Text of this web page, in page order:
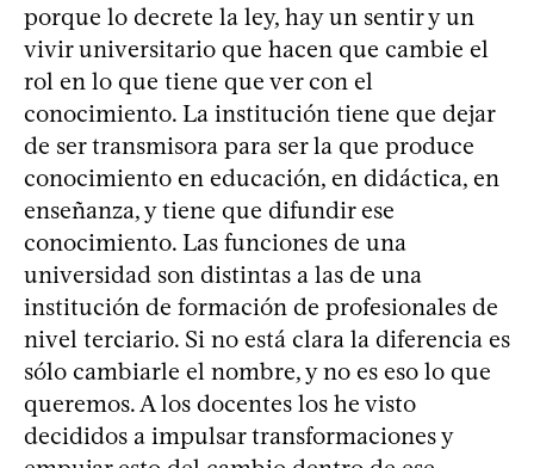
porque lo decrete la ley, hay un sentir y un
vivir universitario que hacen que cambie el
rol en lo que tiene que ver con el
conocimiento. La institución tiene que dejar
de ser transmisora para ser la que produce
conocimiento en educación, en didáctica, en
enseñanza, y tiene que difundir ese
conocimiento. Las funciones de una
universidad son distintas a las de una
institución de formación de profesionales de
nivel terciario. Si no está clara la diferencia es
sólo cambiarle el nombre, y no es eso lo que
queremos. A los docentes los he visto
decididos a impulsar transformaciones y